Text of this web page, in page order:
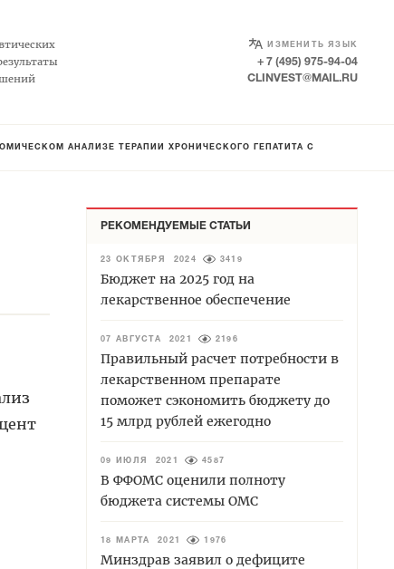
ИЗМЕНИТЬ ЯЗЫК
SELECT LANGUAGE
+ 7 (495) 975-94-04
CLINVEST@MAIL.RU
АНАЛИЗЕ ТЕРАПИИ ХРОНИЧЕСКОГО ГЕПАТИТА С
РЕКОМЕНДУЕМЫЕ СТАТЬИ
23 ОКТЯБРЯ 2024 3419
Бюджет на 2025 год на
лекарственное обеспечение
07 АВГУСТА 2021 2196
Правильный расчет потребности в
лекарственном препарате
поможет сэкономить бюджету до
15 млрд рублей ежегодно
09 ИЮЛЯ 2021 4587
В ФФОМС оценили полноту
бюджета системы ОМС
18 МАРТА 2021 1976
Минздрав заявил о дефиците